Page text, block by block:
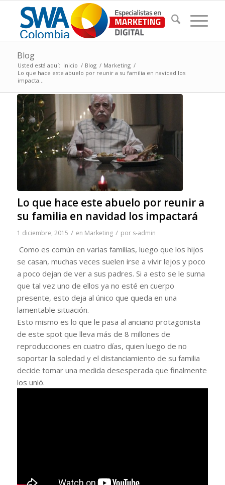
Blog
Usted está aquí: Inicio / Blog / Marketing /
Lo que hace este abuelo por reunir a su familia en navidad los
impacta...
Lo que hace este abuelo por reunir a
su familia en navidad los impactará
1 diciembre, 2015 / en Marketing / por s-admin
Como es común en varias familias, luego que los hijos
se casan, muchas veces suelen irse a vivir lejos y poco
a poco dejan de ver a sus padres. Si a esto se le suma
que tal vez uno de ellos ya no esté en cuerpo
presente, esto deja al único que queda en una
lamentable situación.
Esto mismo es lo que le pasa al anciano protagonista
de este spot que lleva más de 8 millones de
reproducciones en cuatro días, quien luego de no
soportar la soledad y el distanciamiento de su familia
decide tomar una medida desesperada que finalmente
los unió.